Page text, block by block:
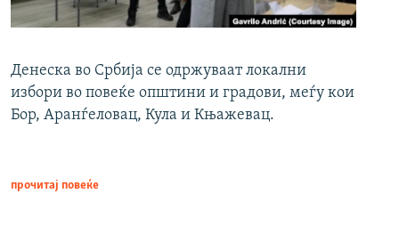
Денеска во Србија се одржуваат локални
избори во повеќе општини и градови, меѓу кои
Бор, Аранѓеловац, Кула и Књажевац.
прочитај повеќе